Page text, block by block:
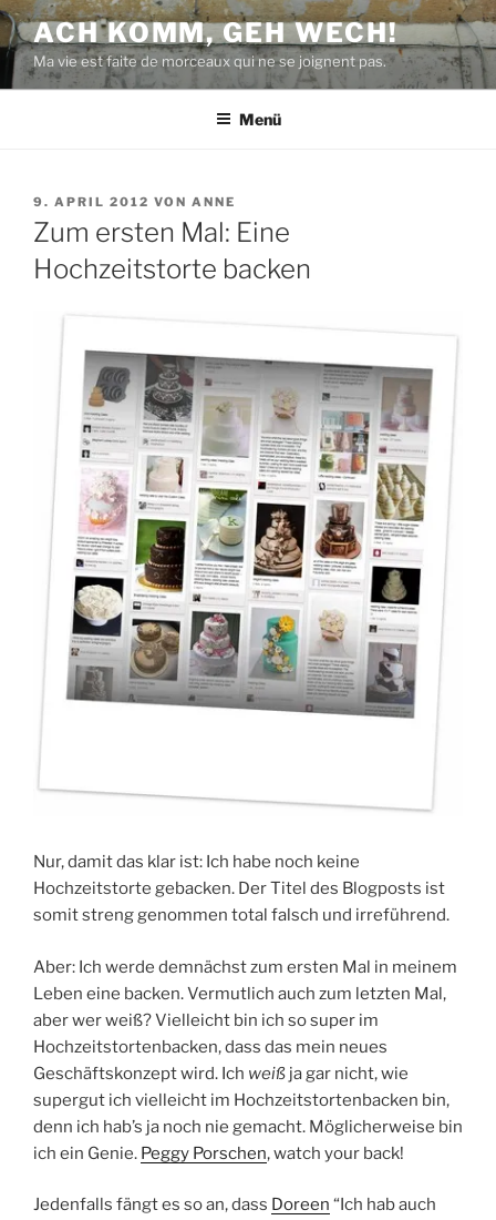
Zum
Inhalt
springen
ACH KOMM, GEH WECH!
Ma vie est faite de morceaux qui ne se joignent pas.
Menü
VERÖFFENTLICHT
AM
9. APRIL 2012 VON ANNE
Zum ersten Mal: Eine
Hochzeitstorte backen
Nur, damit das klar ist: Ich habe noch keine
Hochzeitstorte gebacken. Der Titel des Blogposts ist
somit streng genommen total falsch und irreführend.
Aber: Ich werde demnächst zum ersten Mal in meinem
Leben eine backen. Vermutlich auch zum letzten Mal,
aber wer weiß? Vielleicht bin ich so super im
Hochzeitstortenbacken, dass das mein neues
Geschäftskonzept wird. Ich weiß ja gar nicht, wie
supergut ich vielleicht im Hochzeitstortenbacken bin,
denn ich hab’s ja noch nie gemacht. Möglicherweise bin
ich ein Genie. Peggy Porschen, watch your back!
Jedenfalls fängt es so an, dass Doreen “Ich hab auch